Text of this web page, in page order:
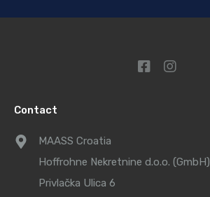
Contact
MAASS Croatia
Hoffrohne Nekretnine d.o.o. (GmbH)
Privlačka Ulica 6